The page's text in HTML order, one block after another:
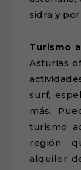
sidra y
Turismo
Asturias
surf,
más.
turismo
región
alquiler